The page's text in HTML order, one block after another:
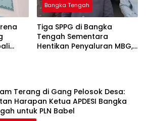
Bangka Tengah
‎Tiga SPPG di Bangka
Tengah Sementara
Hentikan Penyaluran MBG,
Terang di Gang Pelosok Desa:
Harapan Ketua APDESI Bangka
untuk PLN Babel